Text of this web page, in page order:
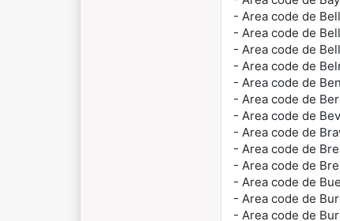
- Area code de Bell
- Area code de
- Area code de
- Area code de
- Area code de
- Area code de
- Area code de
- Area code de
- Area code de
- Area code de
- Area code de
- Area code de
- Area code de